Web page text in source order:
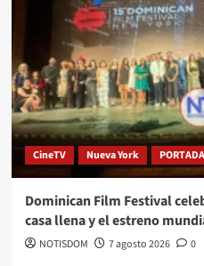
CineTV Nueva York PORTADA
Dominican Film Festival
casa llena y el estreno
NOTISDOM 7 agosto 2026 0